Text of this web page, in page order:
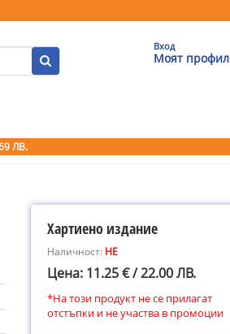
Вход
Моят профил
ЛВ.
Хартиено издание
Наличност: НЕ
Цена: 11.25 € / 22.00 ЛВ.
*На този продукт не се прилагат
отстъпки и не участва в промоции